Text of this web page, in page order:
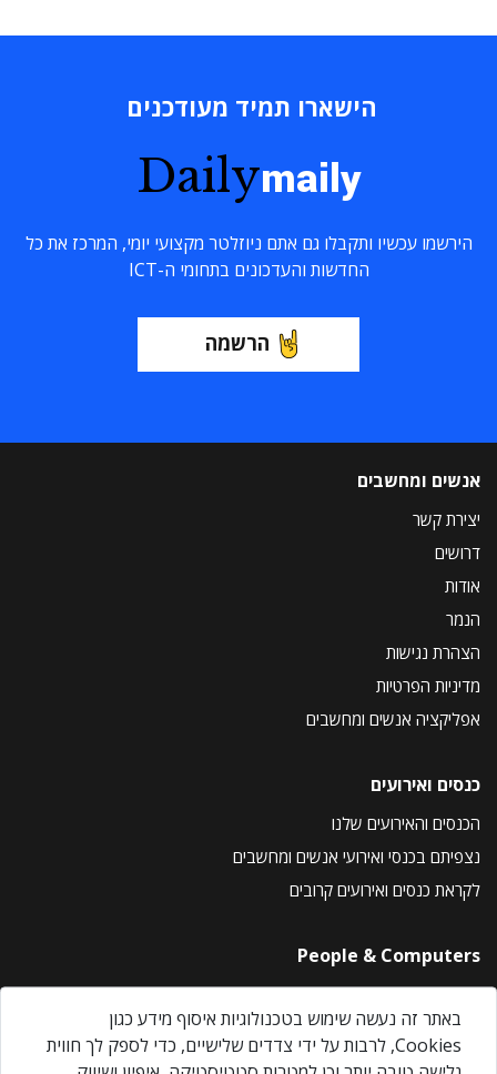
הישארו תמיד מעודכנים
Dailymaily
הירשמו עכשיו ותקבלו גם אתם ניוזלטר מקצועי יומי, המרכז את כל
החדשות והעדכונים בתחומי ה-ICT
הרשמה
אנשים ומחשבים
יצירת קשר
דרושים
אודות
הנמר
הצהרת נגישות
מדיניות הפרטיות
אפליקציה אנשים ומחשבים
כנסים ואירועים
הכנסים והאירועים שלנו
נצפיתם בכנסי ואירועי אנשים ומחשבים
לקראת כנסים ואירועים קרובים
People & Computers
About Us
Privacy Policy
Contact Us
באתר זה נעשה שימוש בטכנולוגיות איסוף מידע כגון
Cookies, לרבות על ידי צדדים שלישיים, כדי לספק לך חווית